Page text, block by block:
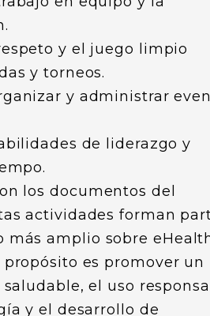
y el juego limpio
y torneos.
y administrar
de liderazgo y
los documentos del
actividades forman
más amplio sobre
propósito es promover un
el uso
y el desarrollo de